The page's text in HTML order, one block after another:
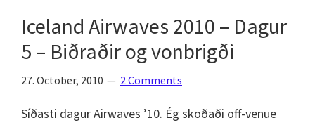
skemmtilegt
:)
Iceland Airwaves 2010 – Dagur
5 – Biðraðir og vonbrigði
27. October, 2010 2 Comments
Síðasti dagur Airwaves ’10. Ég skoðaði off-venue